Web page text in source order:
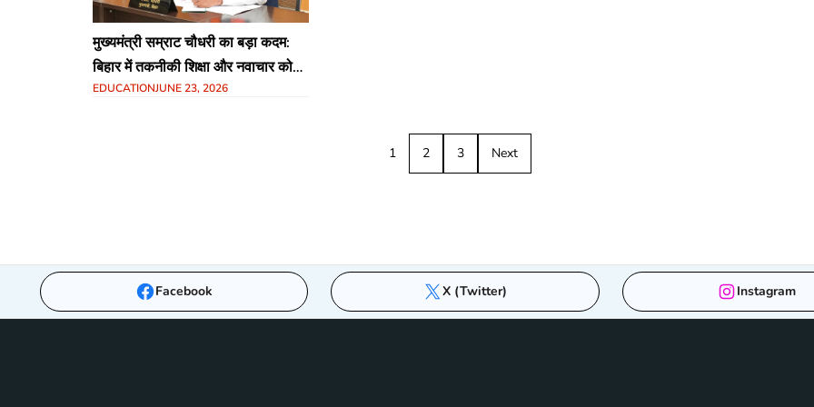
मुख्यमंत्री सम्राट चौधरी का बड़ा कदम:
बिहार में तकनीकी शिक्षा और नवाचार को
मिलेगा बढ़ावा, दिए गए अहम निर्देश
EDUCATIONJUNE 23, 2026
1 2 3 Next
Facebook X (Twitter) Instagram